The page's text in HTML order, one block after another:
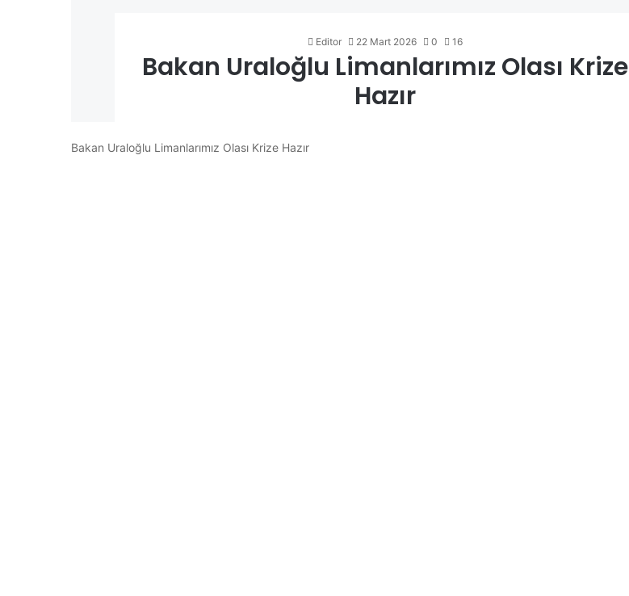
Editor 22 Mart 2026 0 16
Bakan Uraloğlu Limanlarımız Olası Krize
Hazır
Bakan Uraloğlu Limanlarımız Olası Krize Hazır